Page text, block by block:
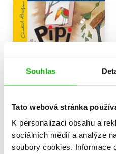
Souhlas
Tato webová stránka
K personalizaci obsahu a
sociálních médií a analýze
soubory cookies. Informace
Pipi Dlouhá punčocha
Astrid Lindgrenová